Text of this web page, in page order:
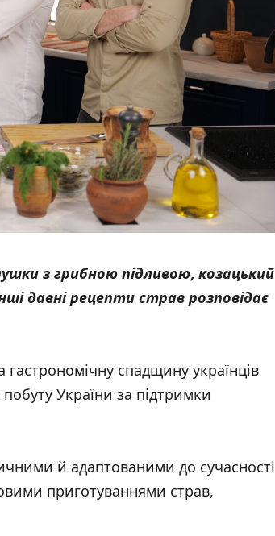
з грибною підливою, козацький
давні рецепти страв розповідає
гастрономічну спадщину українців
України за підтримки
й адаптованими до сучасності
приготуваннями страв,